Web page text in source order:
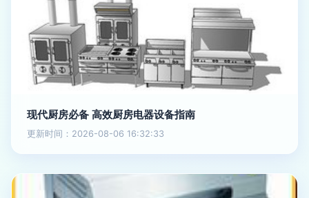
现代厨房必备 高效厨房电器设备指南
更新时间：2026-08-06 16:32:33